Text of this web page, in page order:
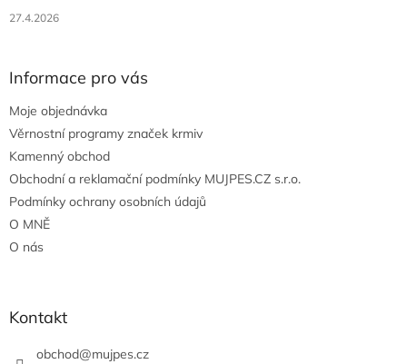
27.4.2026
Informace pro vás
Moje objednávka
Věrnostní programy značek krmiv
Kamenný obchod
Obchodní a reklamační podmínky MUJPES.CZ s.r.o.
Podmínky ochrany osobních údajů
O MNĚ
O nás
Kontakt
obchod@mujpes.cz